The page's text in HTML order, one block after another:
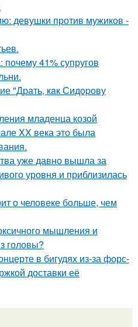
девушки против мужиков -
почему 41% супругов
"Драть, кaк Сидopoву
младенца козой
XX века это была
уже давно вышла за
уровня и приблизилась
о человеке больше, чем
мышления и
головы?
в бигудях из-за форс-
доставки её